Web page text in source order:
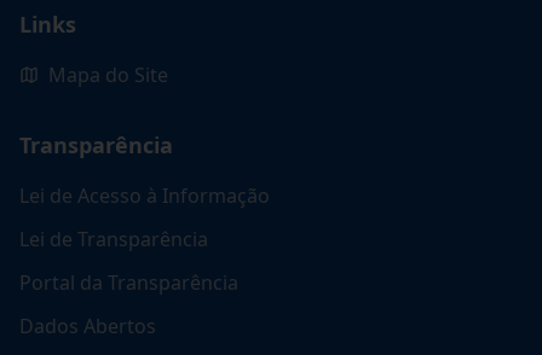
Links
Mapa do Site
Transparência
Lei de Acesso à Informação
Lei de Transparência
Portal da Transparência
Dados Abertos